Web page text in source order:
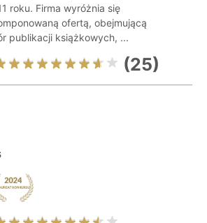
roku. Firma wyróżnia się
ofertą, obejmującą
publikacji książkowych, ...
(25)